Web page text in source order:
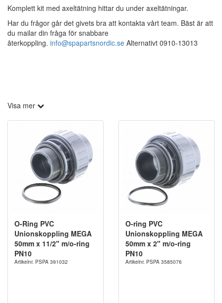
Komplett kit med axeltätning hittar du under axeltätningar.
Har du frågor går det givets bra att kontakta vårt team. Bäst är att
du mailar din fråga för snabbare
återkoppling. info@spapartsnordic.se Alternativt 0910-13013
Visa mer
O-Ring PVC
Unionskoppling MEGA
50mm x 11/2" m/o-ring
PN10
Artikelnr. PSPA 391032
O-ring PVC
Unionskoppling MEGA
50mm x 2" m/o-ring
PN10
Artikelnr. PSPA 3585076